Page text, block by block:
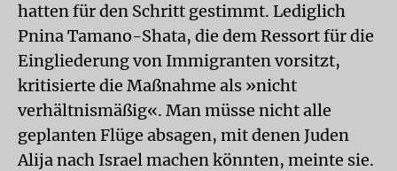
hatten für den Schritt gestimmt. Lediglich
Pnina Tamano-Shata, die dem Ressort für die
Eingliederung von Immigranten vorsitzt,
kritisierte die Maßnahme als »nicht
verhältnismäßig«. Man müsse nicht alle
geplanten Flüge absagen, mit denen Juden
Alija nach Israel machen könnten, meinte sie.